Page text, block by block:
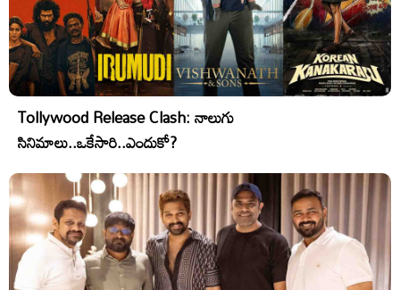
Tollywood Release Clash: నాలుగు
సినిమాలు..ఒకేసారి..ఎందుకో?